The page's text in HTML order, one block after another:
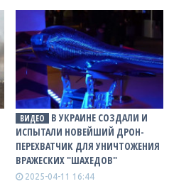
ВИДЕО
В УКРАИНЕ СОЗДАЛИ И
ИСПЫТАЛИ НОВЕЙШИЙ ДРОН-
ПЕРЕХВАТЧИК ДЛЯ УНИЧТОЖЕНИЯ
ВРАЖЕСКИХ "ШАХЕДОВ"
2025-04-11 16:44